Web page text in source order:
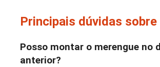
Principais dúvidas
Posso montar o merengue no
anterior?